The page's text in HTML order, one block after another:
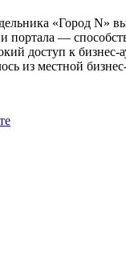
«Город N»
портала —
доступ к бизнес-
из местной